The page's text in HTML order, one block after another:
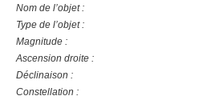
Nom de l’objet :
Type de l’objet :
Magnitude :
Ascension droite :
Déclinaison :
Constellation :